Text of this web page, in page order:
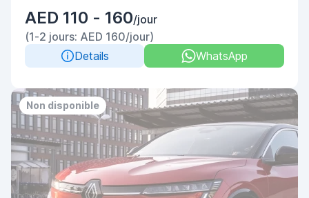
AED 110 - 160/jour
(1-2 jours: AED 160/jour)
Details
WhatsApp
Non disponible